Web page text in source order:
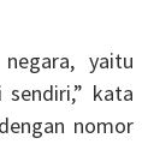
yaitu
kata
nomor